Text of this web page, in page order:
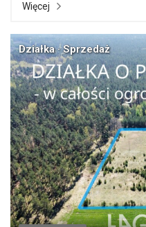
Więcej
Działka · Sprzedaż